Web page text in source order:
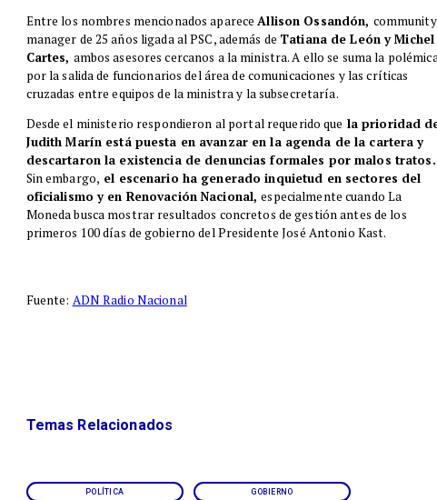
Entre los nombres mencionados apareceAllison Ossandón, community
manager de 25 años ligada al PSC, además de Tatiana de León y Michel
Cartes, ambos asesores cercanos a la ministra. A ello se suma la
por la salida de funcionarios del área de comunicaciones y las críticas
cruzadas entre equipos de la ministra y la subsecretaría.
Desde el ministerio respondieron al portal requerido que la prioridad
Judith Marín está puesta en avanzar en la agenda de la cartera y
descartaron la existencia de denuncias formales por malos tratos.
Sin embargo, el escenario ha generado inquietud en sectores del
oficialismo y en Renovación Nacional,especialmente cuando La
Moneda busca mostrar resultados concretos de gestión antes de los
primeros 100 días de gobierno del Presidente José Antonio Kast.
Fuente: ADN Radio Nacional
POLÍTICA GOBIERNO
Temas Relacionados